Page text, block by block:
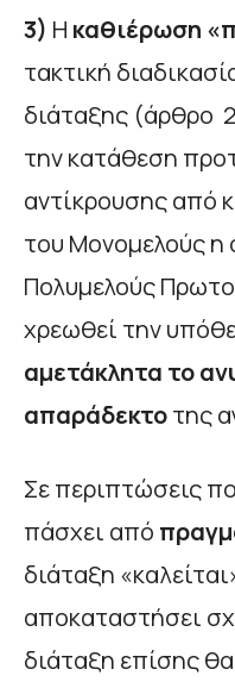
3) Η καθιέρωση «
τακτική
διάταξης (άρθρο
την κατάθεση
αντίκρουσης από
του Μονομελούς η
Πολυμελούς
χρεωθεί την
αμετάκλητα το
απαράδεκτοτης
Σε περιπτώσεις
πάσχει από
διάταξη
αποκαταστήσει
διάταξη επίσης